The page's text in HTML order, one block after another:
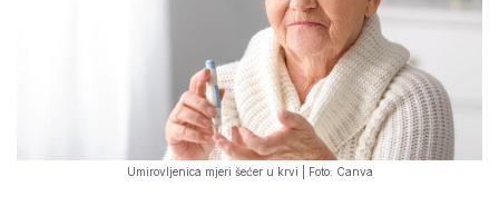
Umirovljenica mjeri šećer u krvi | Foto: Canva